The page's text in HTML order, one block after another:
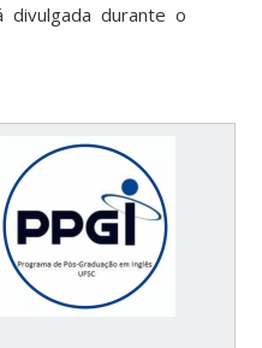
divulgada durante o